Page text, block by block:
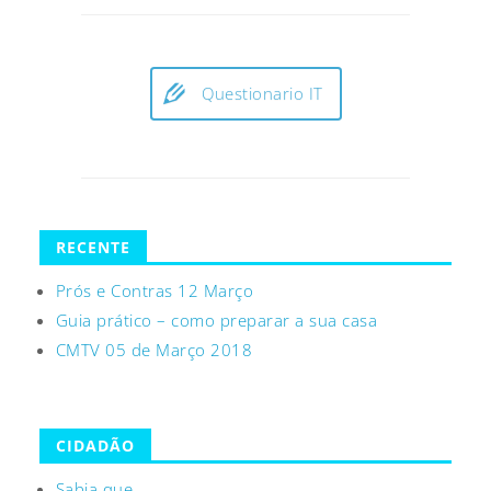
Questionario IT
RECENTE
Prós e Contras 12 Março
Guia prático – como preparar a sua casa
CMTV 05 de Março 2018
CIDADÃO